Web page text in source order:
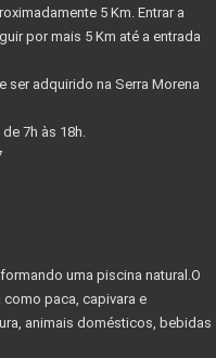
5 Km. Entrar a
por mais 5 Km até a entrada
ser adquirido na Serra Morena
7h às 18h.
uma piscina natural.O
paca, capivara e
animais domésticos, bebidas